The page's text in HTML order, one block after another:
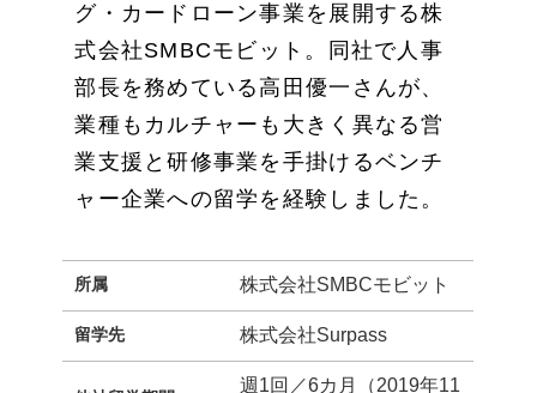
グ・カードローン事業を展開する株
式会社SMBCモビット。同社で人事
部長を務めている高田優一さんが、
業種もカルチャーも大きく異なる営
業支援と研修事業を手掛けるベンチ
ャー企業への留学を経験しました。
所属 株式会社SMBCモビット
留学先 株式会社Surpass
週1回／6カ月（2019年11